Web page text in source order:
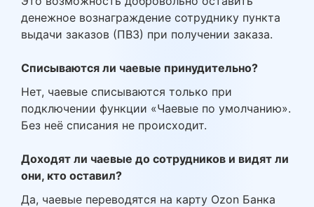
денежное вознаграждение сотруднику пункта
выдачи заказов (ПВЗ) при получении заказа.
Списываются ли чаевые принудительно?
Нет, чаевые списываются только при
подключении функции «Чаевые по умолчанию».
Без неё списания не происходит.
Доходят ли чаевые до сотрудников и видят ли
они, кто оставил?
Да, чаевые переводятся на карту Ozon Банка